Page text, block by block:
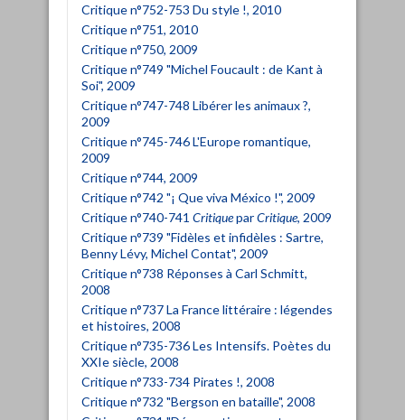
Critique n°752-753 Du style !, 2010
Critique n°751, 2010
Critique n°750, 2009
Critique n°749 "Michel Foucault : de Kant à
Soi", 2009
Critique n°747-748 Libérer les animaux ?,
2009
Critique n°745-746 L'Europe romantique,
2009
Critique n°744, 2009
Critique n°742 "¡ Que viva México !", 2009
Critique n°740-741 CritiqueparCritique, 2009
Critique n°739 "Fidèles et infidèles : Sartre,
Benny Lévy, Michel Contat", 2009
Critique n°738 Réponses à Carl Schmitt,
2008
Critique n°737 La France littéraire : légendes
et histoires, 2008
Critique n°735-736 Les Intensifs. Poètes du
XXIe siècle, 2008
Critique n°733-734 Pirates !, 2008
Critique n°732 "Bergson en bataille", 2008